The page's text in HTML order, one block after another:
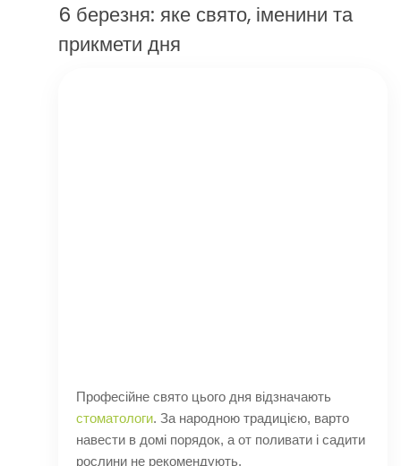
6 березня: яке свято, іменини та
прикмети дня
Професійне свято цього дня відзначають
стоматологи. За народною традицією, варто
навести в домі порядок, а от поливати і садити
рослини не рекомендують.